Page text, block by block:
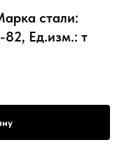
стали:
Ед.изм.: т